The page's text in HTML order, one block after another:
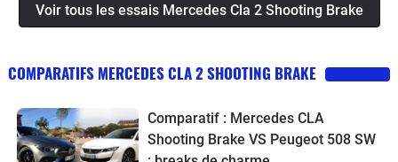
Voir tous les essais Mercedes Cla 2 Shooting Brake
COMPARATIFS MERCEDES CLA 2 SHOOTING BRAKE
Comparatif : Mercedes CLA
Shooting Brake VS Peugeot 508 SW